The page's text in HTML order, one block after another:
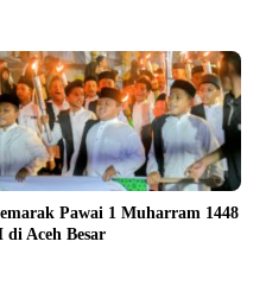
Pawai 1 Muharram 1448
di Aceh Besar